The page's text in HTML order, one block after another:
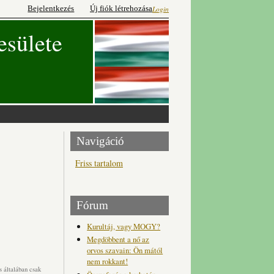
Login
Bejelentkezés Új fiók létrehozása
általában csak
Navigáció
Friss tartalom
Fórum
Kurultáj, vagy MOGY?
Megdöbbent a nő az
orvos szavain: Ön mától
nem rokkant!